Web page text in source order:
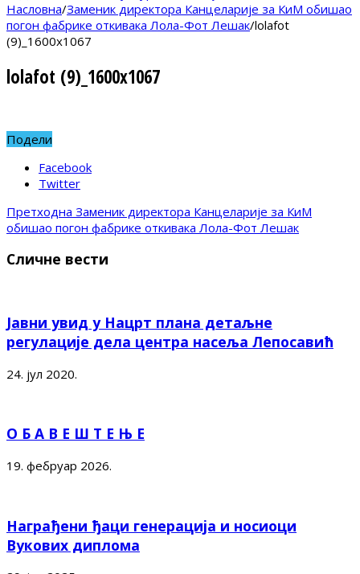
Насловна/Заменик директора Канцеларије за КиМ обишао
погон фабрике откивака Лола-Фот Лешак/lolafot
(9)_1600x1067
lolafot (9)_1600x1067
Подели
Facebook
Twitter
Претходна Заменик директора Канцеларије за КиМ
обишао погон фабрике откивака Лола-Фот Лешак
Сличне вести
Јавни увид у Нацрт плана детаљне
регулације дела центра насеља Лепосавић
24. јул 2020.
О Б А В Е Ш Т Е Њ Е
19. фебруар 2026.
Награђени ђаци генерација и носиоци
Вукових диплома